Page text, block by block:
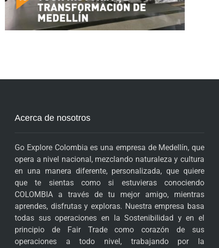
Acerca de nosotros
Go Explore Colombia es una empresa de Medellín, que
opera a nivel nacional, mezclando naturaleza y cultura
en una manera diferente, personalizada, que quiere
que te sientas como si estuvieras conociendo
COLOMBIA a través de tu mejor amigo, mientras
aprendes, disfrutas y exploras. Nuestra empresa basa
todas sus operaciones en la Sostenibilidad y en el
principio de Fair Trade como corazón de sus
operaciones a todo nivel, trabajando por la